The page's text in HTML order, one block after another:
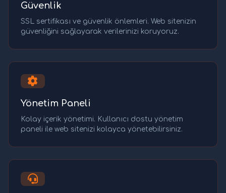
Güvenlik
SSL sertifikası ve güvenlik önlemleri. Web sitenizin
güvenliğini sağlayarak verilerinizi koruyoruz.
Yönetim Paneli
Kolay içerik yönetimi. Kullanıcı dostu yönetim
paneli ile web sitenizi kolayca yönetebilirsiniz.